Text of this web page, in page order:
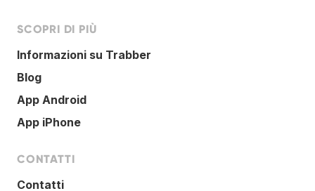
SCOPRI DI PIÙ
Informazioni su Trabber
Blog
App Android
App iPhone
CONTATTI
Contatti